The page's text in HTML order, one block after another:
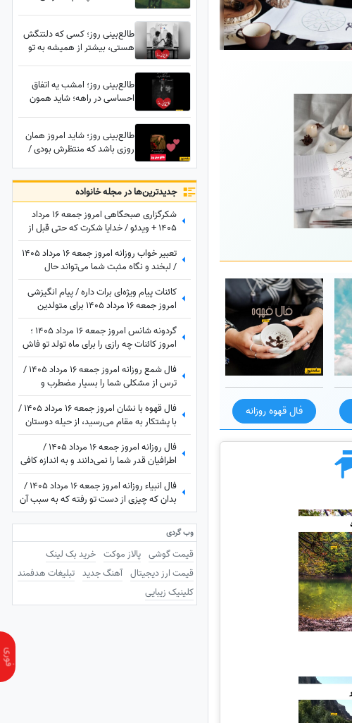
فال قهوه روزانه
می‌شنوی غافلگیرت می‌کنه!
طالع‌بینی روز؛ کسی که دلتنگش
هستی، بیشتر از همیشه به تو
دارد
طالع‌بینی روز؛ امشب یه اتفاق
احساسی در راهه؛ شاید همون
پیش تو جا مونده
طالع‌بینی روز؛ شاید امروز همان
روزی باشد که منتظرش بودی /
جدید‌ترین‌ها در مجله خانواده
شکرگزاری صبحگاهی امروز جمعه 16 مرداد
1405 + ویدئو / خدایا شکرت که حتی قبل از
رسیدن آرزوهایم، آرامشِ ایمان به اجابت را در
دلم قرار دادی
تعبیر خواب روزانه امروز جمعه 16 مرداد 1405
/ لبخند و نگاه مثبت شما می‌تواند حال
خودتان و اطرافیانتان را بهتر کند
کائنات پیام ویژه‌ای برات داره / پیام انگیزشی
امروز جمعه 16 مرداد 1405 برای متولدین
فروردین تا اسفند: امروز زمان درخشیدن
توست + ویدئو
گردونه شانس امروز جمعه 16 مرداد 1405 ؛
امروز کائنات چه رازی را برای ماه تولد تو فاش
کرده؟
فال شمع روزانه امروز جمعه 16 مرداد 1405 /
ترس از مشکلی شما را بسیار مضطرب و
آشفته می‌کند، اما شما
فال قهوه با نشان امروز جمعه 16 مرداد 1405 /
با پشتکار به مقام می‌رسید، از حیله دوستان
خود را پنهان کنید
فال روزانه امروز جمعه 16 مرداد 1405 /
اطرافیان قدر شما را نمی‌دانند و به اندازه کافی
به شما ارزش نمی‌دهند، اما به زودی متوجه
می‌شوید که ...
فال انبیاء روزانه امروز جمعه 16 مرداد 1405 /
بدان که چیزی از دست تو رفته که به سبب آن
غم و اندوه می‌خوری، اما ...
وب گردی
قیمت گوشی پالاز موکت خرید بک لینک
قیمت ارز دیجیتال آهنگ جدید تبلیغات هدفمند
کلینیک زیبایی